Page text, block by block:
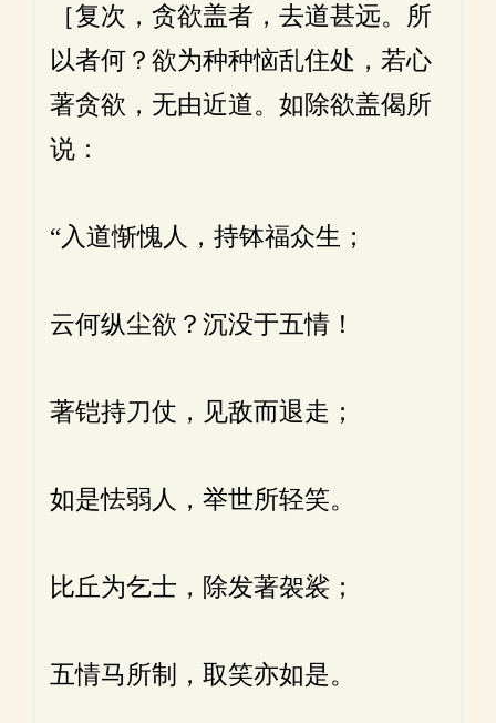
［复次，贪欲盖者，去道甚远。所
以者何？欲为种种恼乱住处，若心
著贪欲，无由近道。如除欲盖偈所
说：
“入道惭愧人，持钵福众生；
云何纵尘欲？沉没于五情！
著铠持刀仗，见敌而退走；
如是怯弱人，举世所轻笑。
比丘为乞士，除发著袈裟；
五情马所制，取笑亦如是。